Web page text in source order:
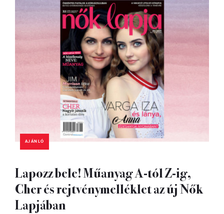
AJÁNLÓ
Lapozz bele! Műanyag A-tól Z-ig,
Cher és rejtvénymelléklet az új Nők
Lapjában